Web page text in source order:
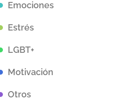
Emociones
Estrés
LGBT+
Motivación
Otros